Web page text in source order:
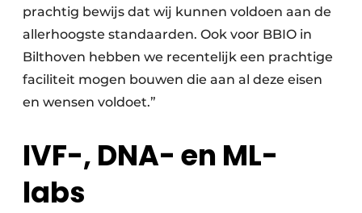
prachtig bewijs dat wij kunnen voldoen aan de
allerhoogste standaarden. Ook voor BBIO in
Bilthoven hebben we recentelijk een prachtige
faciliteit mogen bouwen die aan al deze eisen
en wensen voldoet.”
IVF-, DNA- en ML-
labs